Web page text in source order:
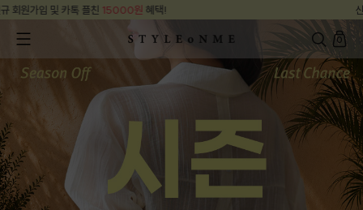
신규 회원가입 및 카톡 플친
0